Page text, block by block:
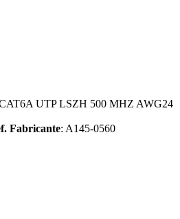
UTP LSZH 500 MHZ AWG24
Fabricante: A145-0560